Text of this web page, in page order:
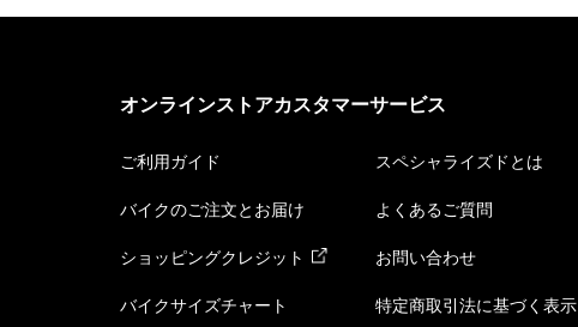
オンラインストアカスタマーサービス
ご利用ガイド
バイクのご注文とお届け
ショッピングクレジット
バイクサイズチャート
スペシャライズドとは
よくあるご質問
お問い合わせ
特定商取引法に基づく表示